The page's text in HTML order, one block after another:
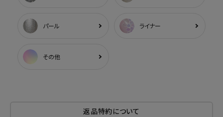
パール ライナー
その他
返品特約について